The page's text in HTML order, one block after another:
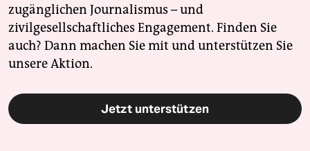
zugänglichen Journalismus – und
zivilgesellschaftliches Engagement. Finden Sie
auch? Dann machen Sie mit und unterstützen Sie
unsere Aktion.
Jetzt unterstützen